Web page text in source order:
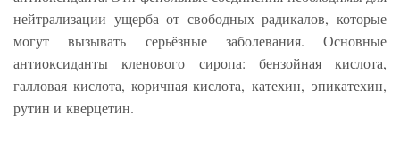
нейтрализации ущерба от свободных радикалов, которые
могут вызывать серьёзные заболевания. Основные
антиоксиданты кленового сиропа: бензойная кислота,
галловая кислота, коричная кислота, катехин, эпикатехин,
рутин и кверцетин.